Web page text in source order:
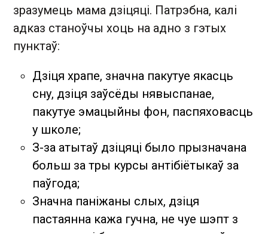
зразумець мама дзіцяці. Патрэбна, калі
адказ станоўчы хоць на адно з гэтых
пунктаў:
Дзіця храпе, значна пакутуе якасць
сну, дзіця заўсёды нявыспанае,
пакутуе эмацыйны фон, паспяховасць
у школе;
З-за атытаў дзіцяці было прызначана
больш за тры курсы антібіётыкаў за
паўгода;
Значна паніжаны слых, дзіця
пастаянна кажа гучна, не чуе шэпт з